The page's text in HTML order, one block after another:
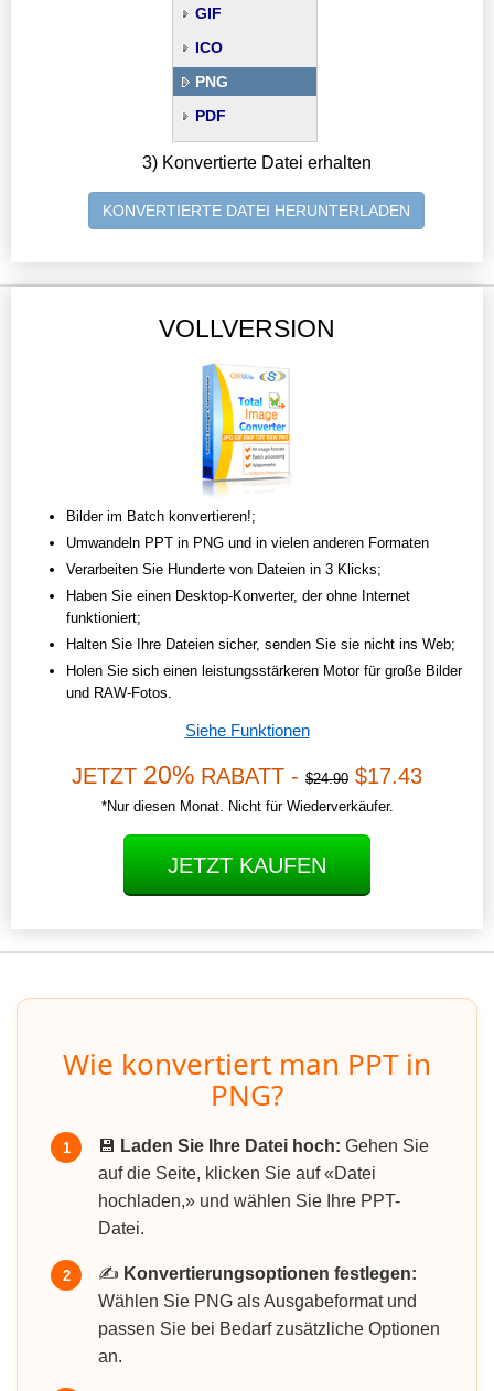
GIF
ICO
PNG
PDF
3) Konvertierte Datei erhalten
KONVERTIERTE DATEI HERUNTERLADEN
VOLLVERSION
Bilder im Batch konvertieren!;
Umwandeln PPT in PNG und in vielen anderen Formaten
Verarbeiten Sie Hunderte von Dateien in 3 Klicks;
Haben Sie einen Desktop-Konverter, der ohne Internet
funktioniert;
Halten Sie Ihre Dateien sicher, senden Sie sie nicht ins Web;
Holen Sie sich einen leistungsstärkeren Motor für große Bilder
und RAW-Fotos.
Siehe Funktionen
JETZT 20% RABATT - $24.90 $17.43
*Nur diesen Monat. Nicht für Wiederverkäufer.
JETZT KAUFEN
Wie konvertiert man PPT in
PNG?
1 💾 Laden Sie Ihre Datei hoch: Gehen Sie
auf die Seite, klicken Sie auf «Datei
hochladen,» und wählen Sie Ihre PPT-
Datei.
2 ✍️ Konvertierungsoptionen festlegen:
Wählen Sie PNG als Ausgabeformat und
passen Sie bei Bedarf zusätzliche Optionen
an.